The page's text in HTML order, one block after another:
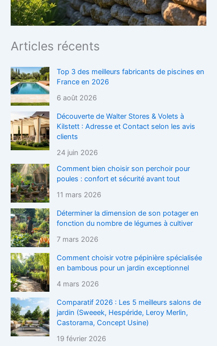
Articles récents
Top 3 des meilleurs fabricants de piscines en
France en 2026
6 août 2026
Découverte de Walter Stores & Volets à
Kilstett : Adresse et Contact selon les avis
clients
24 juin 2026
Comment bien choisir son perchoir pour
poules : confort et sécurité avant tout
11 mars 2026
Déterminer la dimension de son potager en
fonction du nombre de légumes à cultiver
7 mars 2026
Comment choisir votre pépinière spécialisée
en bambous pour un jardin exceptionnel
4 mars 2026
Comparatif 2026 : Les 5 meilleurs salons de
jardin (Sweeek, Hespéride, Leroy Merlin,
Castorama, Concept Usine)
19 février 2026